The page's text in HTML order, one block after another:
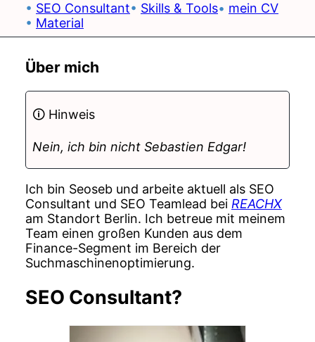
SEO Consultant Skills & Tools
mein CV
Material
Über mich
Hinweis
Nein, ich bin nicht Sebastien Edgar!
Ich bin Seoseb und arbeite aktuell als SEO
Consultant und SEO Teamlead bei REACHX
am Standort Berlin. Ich betreue mit meinem
Team einen großen Kunden aus dem
Finance-Segment im Bereich der
Suchmaschinenoptimierung.
SEO Consultant?